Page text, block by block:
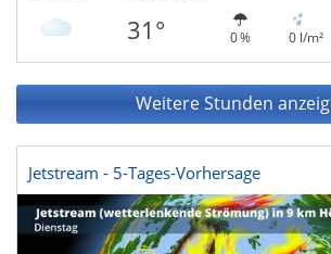
31° 0 % 0 l/m²
Weitere Stunden
Jetstream - 5-Tages-Vorhersage